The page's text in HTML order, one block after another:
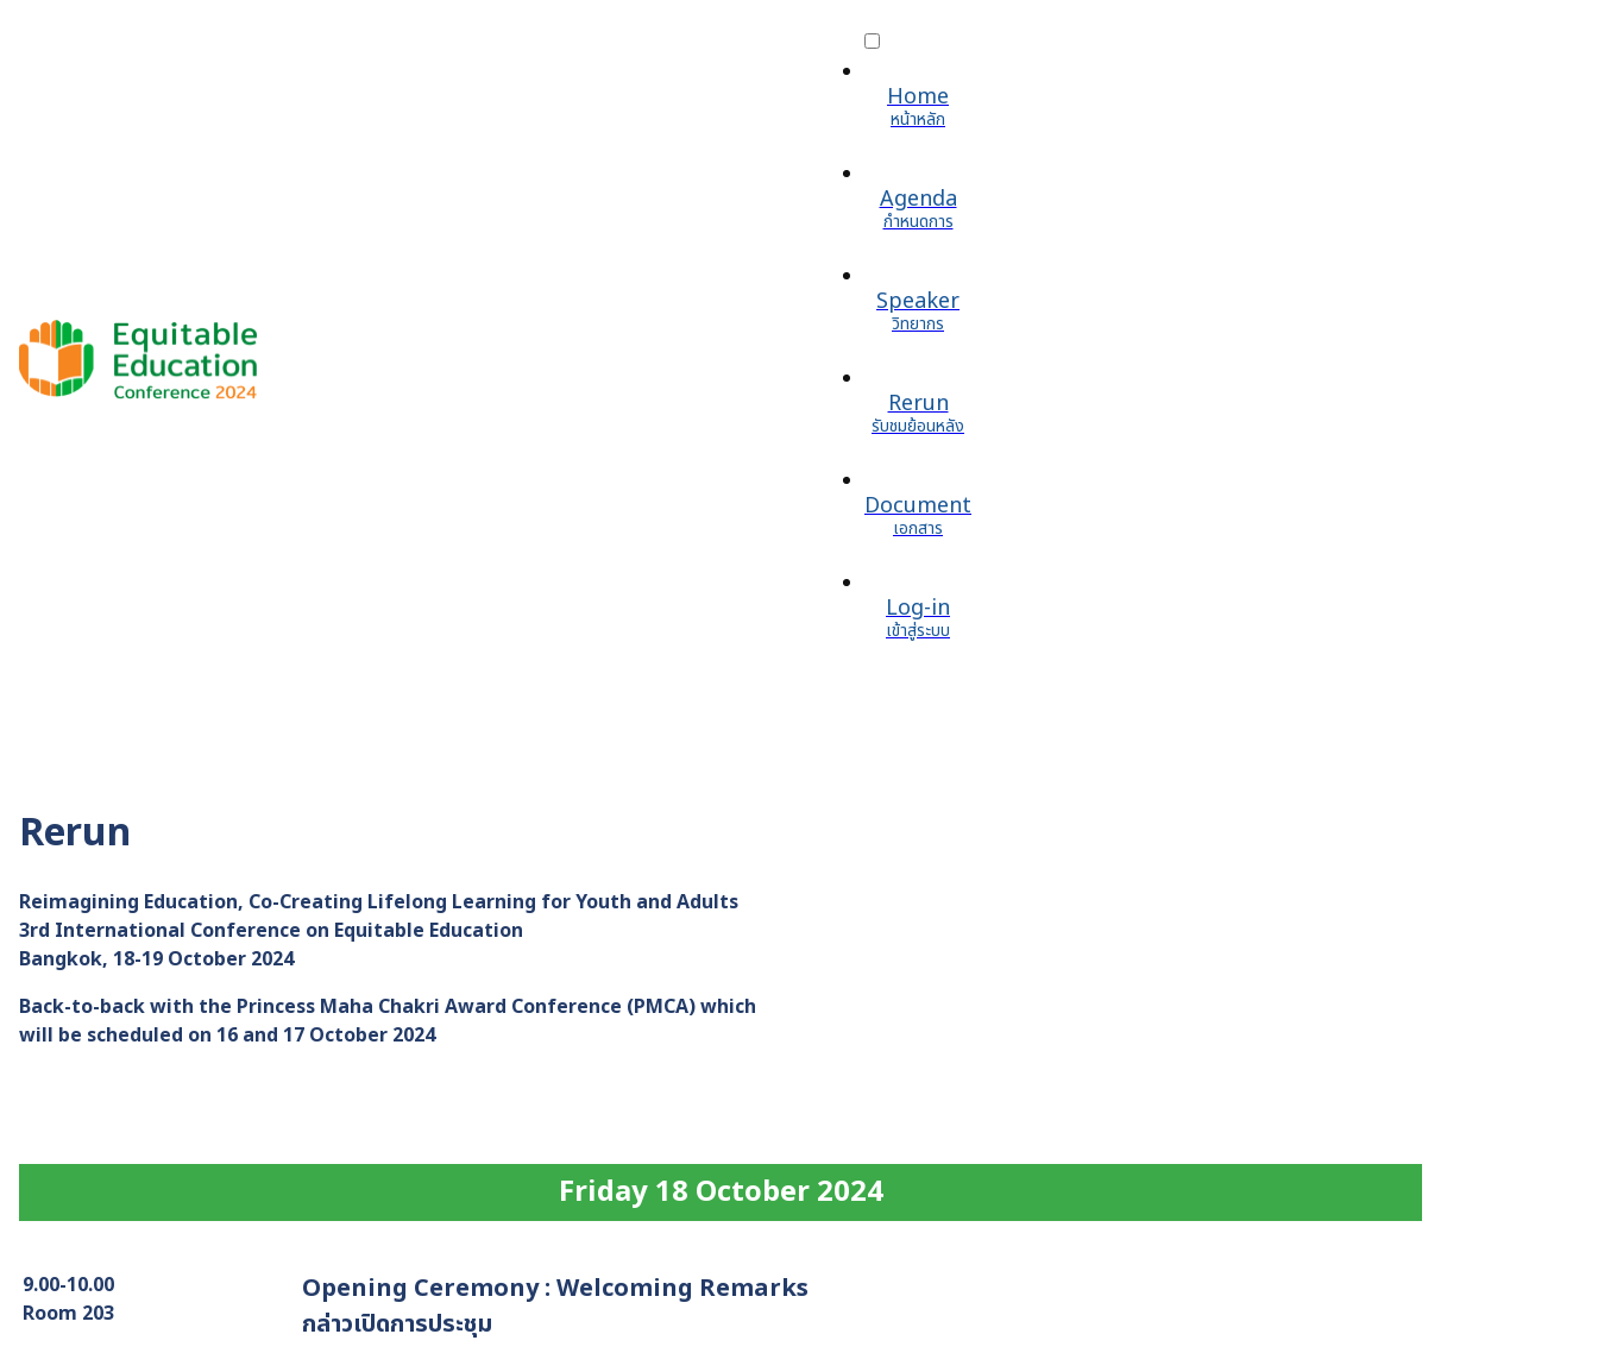
Home
หน้าหลัก
Agenda
กำหนดการ
Speaker
วิทยากร
Rerun
รับชมย้อนหลัง
Document
เอกสาร
Log-in
เข้าสู่ระบบ
Rerun
Reimagining Education, Co-Creating Lifelong Learning for Youth and Adults
3rd International Conference on Equitable Education
Bangkok, 18-19 October 2024
Back-to-back with the Princess Maha Chakri Award Conference (PMCA) which
will be scheduled on 16 and 17 October 2024
Friday 18 October 2024
9.00-10.00
Room 203
Opening Ceremony : Welcoming Remarks
กล่าวเปิดการประชุม